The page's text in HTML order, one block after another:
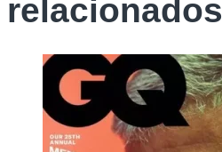
relacionados